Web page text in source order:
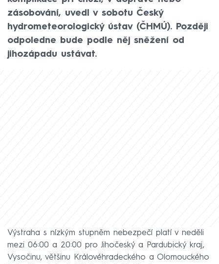
zásobování, uvedl v sobotu Český
hydrometeorologický ústav (ČHMÚ). Později
odpoledne bude podle něj sněžení od
jihozápadu ustávat.
Výstraha s nízkým stupněm nebezpečí platí v neděli
mezi 06:00 a 20:00 pro Jihočeský a Pardubický kraj,
Vysočinu, většinu Královéhradeckého a Olomouckého